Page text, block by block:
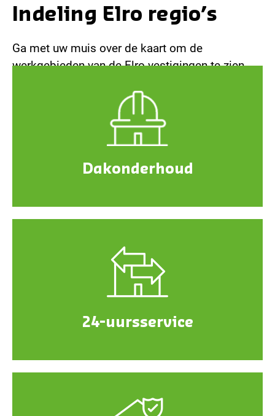
Indeling Elro regio’s
Ga met uw muis over de kaart om de
werkgebieden van de Elro-vestigingen te zien.
Dakonderhoud
24-uursservice